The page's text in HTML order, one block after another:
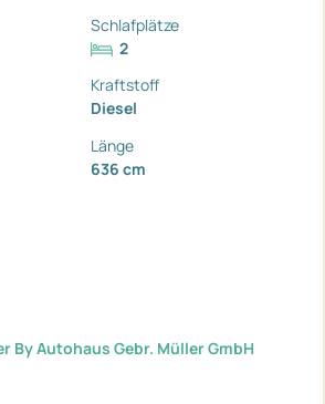
Schlafplätze
2
Kraftstoff
Diesel
Länge
636 cm
By Autohaus Gebr. Müller GmbH